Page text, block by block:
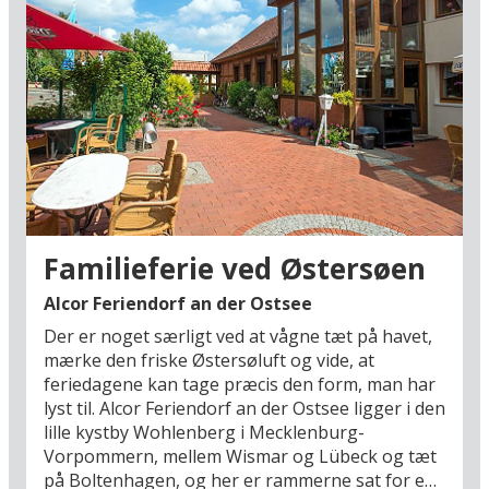
mere end 1.000 fugle af omkring 250 forskellige
arter (1,6 km). Trænger I til ren afslapning og
velvære, kan I nyde timer med forkælelse i
Ostsee-Therme, der byder på wellness og fitness
samt badeoplevelser i swimmingpoolen med
rutsjebaner og flere sjove faciliteter (2,8 km). I og
i umiddelbar nærhed af Timmendorfer Strand er
der flere golfbaner, der venter på golfglade
spillere, nybegyndere som øvede. Prøv
eksempelvis den eneste 36-hullersbane i
Schleswig-Holstein og Hamburg, Golfanlage
Seeschlösschen, som ligger kun 4 km fra
hotellet.
Lidt længere væk fra jeres ferieområde ligger
badebyen Travemünde, hvor I kan besøge
Tysklands ældste fyrtårn fra 1539 og nyde
feriestemningen i den tidligere fiskerby med
historisk badebyarkitektur (8 km). Ønsker I at
krydre Østersøferien med hansestadsoplevelser,
Familieferie ved Østersøen
Alcor Feriendorf an der Ostsee
Der er noget særligt ved at vågne tæt på havet,
mærke den friske Østersøluft og vide, at
feriedagene kan tage præcis den form, man har
lyst til. Alcor Feriendorf an der Ostsee ligger i den
lille kystby Wohlenberg i Mecklenburg-
Vorpommern, mellem Wismar og Lübeck og tæt
på Boltenhagen, og her er rammerne sat for en